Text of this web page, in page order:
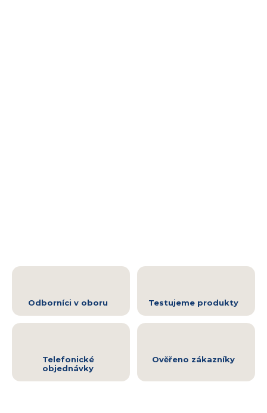
Odborníci v oboru Testujeme produkty
Telefonické
objednávky
Ověřeno zákazníky